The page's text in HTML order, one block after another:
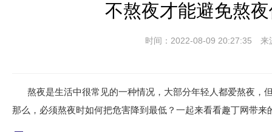
不熬夜才能避免熬
时间：2022-08-09 20:27:35
熬夜是生活中很常见的一种情况，大部分年轻人都爱熬夜，
那么，必须熬夜时如何把危害降到最低？一起来看看趣丁网带来